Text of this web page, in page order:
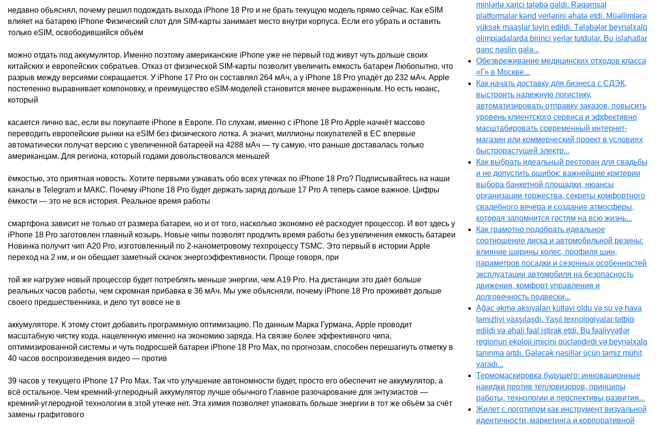
недавно объяснял, почему решил подождать выхода iPhone 18 Pro и не брать текущую модель прямо сейчас. Как eSIM
влияет на батарею iPhone Физический слот для SIM-карты занимает место внутри корпуса. Если его убрать и оставить
только eSIM, освободившийся объём
можно отдать под аккумулятор. Именно поэтому американские iPhone уже не первый год живут чуть дольше своих
китайских и европейских собратьев. Отказ от физической SIM-карты позволит увеличить емкость батареи Любопытно, что
разрыв между версиями сокращается. У iPhone 17 Pro он составлял 264 мАч, а у iPhone 18 Pro упадёт до 232 мАч. Apple
постепенно выравнивает компоновку, и преимущество eSIM-моделей становится менее выраженным. Но есть нюанс,
который
касается лично вас, если вы покупаете iPhone в Европе. По слухам, именно с iPhone 18 Pro Apple начнёт массово
переводить европейские рынки на eSIM без физического лотка. А значит, миллионы покупателей в ЕС впервые
автоматически получат версию с увеличенной батареей на 4288 мАч — ту самую, что раньше доставалась только
американцам. Для региона, который годами довольствовался меньшей
ёмкостью, это приятная новость. Хотите первыми узнавать обо всех утечках по iPhone 18 Pro? Подписывайтесь на наши
каналы в Telegram и МАКС. Почему iPhone 18 Pro будет держать заряд дольше 17 Pro А теперь самое важное. Цифры
ёмкости — это не вся история. Реальное время работы
смартфона зависит не только от размера батареи, но и от того, насколько экономно её расходует процессор. И вот здесь у
iPhone 18 Pro заготовлен главный козырь. Новые чипы позволят продлить время работы без увеличения емкость батареи
Новинка получит чип A20 Pro, изготовленный по 2-нанометровому техпроцессу TSMC. Это первый в истории Apple
переход на 2 нм, и он обещает заметный скачок энергоэффективности. Проще говоря, при
той же нагрузке новый процессор будет потреблять меньше энергии, чем A19 Pro. На дистанции это даёт больше
реальных часов работы, чем скромная прибавка в 36 мАч. Мы уже объясняли, почему iPhone 18 Pro проживёт дольше
своего предшественника, и дело тут вовсе не в
аккумуляторе. К этому стоит добавить программную оптимизацию. По данным Марка Гурмана, Apple проводит
масштабную чистку кода, нацеленную именно на экономию заряда. На связке более эффективного чипа,
оптимизированной системы и чуть подросшей батареи iPhone 18 Pro Max, по прогнозам, способен перешагнуть отметку в
40 часов воспроизведения видео — против
39 часов у текущего iPhone 17 Pro Max. Так что улучшение автономности будет, просто его обеспечит не аккумулятор, а
всё остальное. Чем кремний-углеродный аккумулятор лучше обычного Главное разочарование для энтузиастов —
кремний-углеродной технологии в этой утечке нет. Эта химия позволяет упаковать больше энергии в тот же объём за счёт
замены графитового
minlərlə xarici tələbə gəldi. Rəqəmsal
platformalar kənd yerlərini əhatə etdi. Müəllimlərə
yüksək maaşlar təyin edildi. Tələbələr beynəlxalq
olimpiadalarda birinci yerlər tutdular. Bu islahatlar
gənc nəslin gələ...
Обезвреживание медицинских отходов класса
«Г» в Москве...
Как начать доставку для бизнеса с СДЭК,
выстроить надежную логистику,
автоматизировать отправку заказов, повысить
уровень клиентского сервиса и эффективно
масштабировать современный интернет-
магазин или коммерческий проект в условиях
быстрорастущей электр...
Как выбрать идеальный ресторан для свадьбы
и не допустить ошибок: важнейшие критерии
выбора банкетной площадки, нюансы
организации торжества, секреты комфортного
свадебного вечера и создание атмосферы,
которая запомнится гостям на всю жизнь...
Как грамотно подобрать идеальное
соотношение диска и автомобильной резины:
влияние ширины колес, профиля шин,
параметров посадки и сезонных особенностей
эксплуатации автомобиля на безопасность
движения, комфорт управления и
долговечность подвески...
Ağac əkmə aksiyaları kütləvi oldu və su və hava
təmizliyi yaxşılaşdı. Yaşıl texnologiyalar tətbiq
edildi və əhali fəal iştirak etdi. Bu fəaliyyətlər
regionun ekoloji imicini gücləndirdi və beynəlxalq
tanınma artdı. Gələcək nəsillər üçün təmiz mühit
yaradı...
Термомаскировка будущего: инновационные
накидки против тепловизоров, принципы
работы, технологии и перспективы развития...
Жилет с логотипом как инструмент визуальной
идентичности, маркетинга и корпоративной